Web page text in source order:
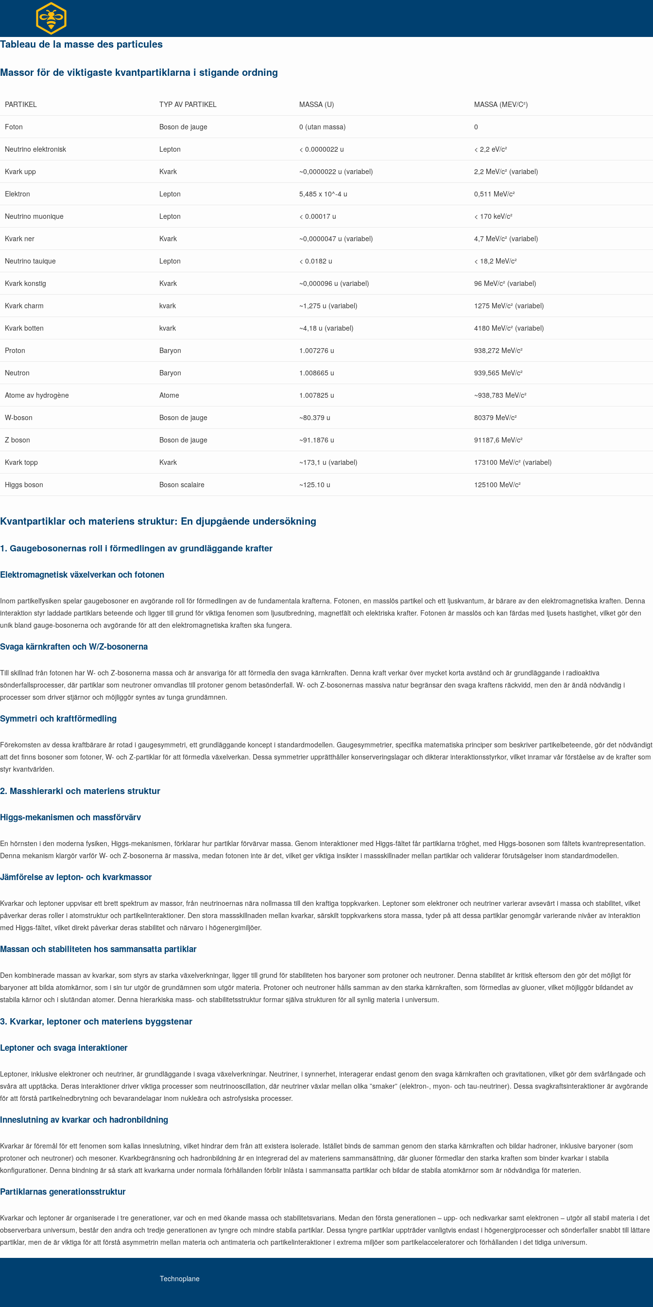
Tableau de la masse des particules
Massor för de viktigaste kvantpartiklarna i stigande ordning
PARTIKEL TYP AV PARTIKEL MASSA (U) MASSA (MEV/C²)
Foton Boson de jauge 0 (utan massa) 0
Neutrino elektronisk Lepton < 0.0000022 u < 2,2 eV/c²
Kvark upp Kvark ~0,0000022 u (variabel) 2,2 MeV/c² (variabel)
Elektron Lepton 5,485 x 10^-4 u 0,511 MeV/c²
Neutrino muonique Lepton < 0.00017 u < 170 keV/c²
Kvark ner Kvark ~0,0000047 u (variabel) 4,7 MeV/c² (variabel)
Neutrino tauique Lepton < 0.0182 u < 18,2 MeV/c²
Kvark konstig Kvark ~0,000096 u (variabel) 96 MeV/c² (variabel)
Kvark charm kvark ~1,275 u (variabel) 1275 MeV/c² (variabel)
Kvark botten kvark ~4,18 u (variabel) 4180 MeV/c² (variabel)
Proton Baryon 1.007276 u 938,272 MeV/c²
Neutron Baryon 1.008665 u 939,565 MeV/c²
Atome av hydrogène Atome 1.007825 u ~938,783 MeV/c²
W-boson Boson de jauge ~80.379 u 80379 MeV/c²
Z boson Boson de jauge ~91.1876 u 91187,6 MeV/c²
Kvark topp Kvark ~173,1 u (variabel) 173100 MeV/c² (variabel)
Higgs boson Boson scalaire ~125.10 u 125100 MeV/c²
Kvantpartiklar och materiens struktur: En djupgående undersökning
1. Gaugebosonernas roll i förmedlingen av grundläggande krafter
Elektromagnetisk växelverkan och fotonen
Inom partikelfysiken spelar gaugebosoner en avgörande roll för förmedlingen av de fundamentala krafterna. Fotonen, en masslös partikel och ett ljuskvantum, är bärare av den elektromagnetiska kraften. Denna
interaktion styr laddade partiklars beteende och ligger till grund för viktiga fenomen som ljusutbredning, magnetfält och elektriska krafter. Fotonen är masslös och kan färdas med ljusets hastighet, vilket gör den
unik bland gauge-bosonerna och avgörande för att den elektromagnetiska kraften ska fungera.
Svaga kärnkraften och W/Z-bosonerna
Till skillnad från fotonen har W- och Z-bosonerna massa och är ansvariga för att förmedla den svaga kärnkraften. Denna kraft verkar över mycket korta avstånd och är grundläggande i radioaktiva
sönderfallsprocesser, där partiklar som neutroner omvandlas till protoner genom betasönderfall. W- och Z-bosonernas massiva natur begränsar den svaga kraftens räckvidd, men den är ändå nödvändig i
processer som driver stjärnor och möjliggör syntes av tunga grundämnen.
Symmetri och kraftförmedling
Förekomsten av dessa kraftbärare är rotad i gaugesymmetri, ett grundläggande koncept i standardmodellen. Gaugesymmetrier, specifika matematiska principer som beskriver partikelbeteende, gör det nödvändigt
att det finns bosoner som fotoner, W- och Z-partiklar för att förmedla växelverkan. Dessa symmetrier upprätthåller konserveringslagar och dikterar interaktionsstyrkor, vilket inramar vår förståelse av de krafter som
styr kvantvärlden.
2. Masshierarki och materiens struktur
Higgs-mekanismen och massförvärv
En hörnsten i den moderna fysiken, Higgs-mekanismen, förklarar hur partiklar förvärvar massa. Genom interaktioner med Higgs-fältet får partiklarna tröghet, med Higgs-bosonen som fältets kvantrepresentation.
Denna mekanism klargör varför W- och Z-bosonerna är massiva, medan fotonen inte är det, vilket ger viktiga insikter i massskillnader mellan partiklar och validerar förutsägelser inom standardmodellen.
Jämförelse av lepton- och kvarkmassor
Kvarkar och leptoner uppvisar ett brett spektrum av massor, från neutrinoernas nära nollmassa till den kraftiga toppkvarken. Leptoner som elektroner och neutriner varierar avsevärt i massa och stabilitet, vilket
påverkar deras roller i atomstruktur och partikelinteraktioner. Den stora massskillnaden mellan kvarkar, särskilt toppkvarkens stora massa, tyder på att dessa partiklar genomgår varierande nivåer av interaktion
med Higgs-fältet, vilket direkt påverkar deras stabilitet och närvaro i högenergimiljöer.
Massan och stabiliteten hos sammansatta partiklar
Den kombinerade massan av kvarkar, som styrs av starka växelverkningar, ligger till grund för stabiliteten hos baryoner som protoner och neutroner. Denna stabilitet är kritisk eftersom den gör det möjligt för
baryoner att bilda atomkärnor, som i sin tur utgör de grundämnen som utgör materia. Protoner och neutroner hålls samman av den starka kärnkraften, som förmedlas av gluoner, vilket möjliggör bildandet av
stabila kärnor och i slutändan atomer. Denna hierarkiska mass- och stabilitetsstruktur formar själva strukturen för all synlig materia i universum.
3. Kvarkar, leptoner och materiens byggstenar
Leptoner och svaga interaktioner
Leptoner, inklusive elektroner och neutriner, är grundläggande i svaga växelverkningar. Neutriner, i synnerhet, interagerar endast genom den svaga kärnkraften och gravitationen, vilket gör dem svårfångade och
svåra att upptäcka. Deras interaktioner driver viktiga processer som neutrinooscillation, där neutriner växlar mellan olika ”smaker” (elektron-, myon- och tau-neutriner). Dessa svagkraftsinteraktioner är avgörande
för att förstå partikelnedbrytning och bevarandelagar inom nukleära och astrofysiska processer.
Inneslutning av kvarkar och hadronbildning
Kvarkar är föremål för ett fenomen som kallas inneslutning, vilket hindrar dem från att existera isolerade. Istället binds de samman genom den starka kärnkraften och bildar hadroner, inklusive baryoner (som
protoner och neutroner) och mesoner. Kvarkbegränsning och hadronbildning är en integrerad del av materiens sammansättning, där gluoner förmedlar den starka kraften som binder kvarkar i stabila
konfigurationer. Denna bindning är så stark att kvarkarna under normala förhållanden förblir inlåsta i sammansatta partiklar och bildar de stabila atomkärnor som är nödvändiga för materien.
Partiklarnas generationsstruktur
Kvarkar och leptoner är organiserade i tre generationer, var och en med ökande massa och stabilitetsvarians. Medan den första generationen – upp- och nedkvarkar samt elektronen – utgör all stabil materia i det
observerbara universum, består den andra och tredje generationen av tyngre och mindre stabila partiklar. Dessa tyngre partiklar uppträder vanligtvis endast i högenergiprocesser och sönderfaller snabbt till lättare
partiklar, men de är viktiga för att förstå asymmetrin mellan materia och antimateria och partikelinteraktioner i extrema miljöer som partikelacceleratorer och förhållanden i det tidiga universum.
Technoplane